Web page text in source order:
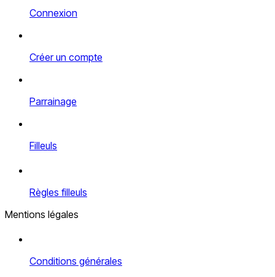
Connexion
Créer un compte
Parrainage
Filleuls
Règles filleuls
Mentions légales
Conditions générales